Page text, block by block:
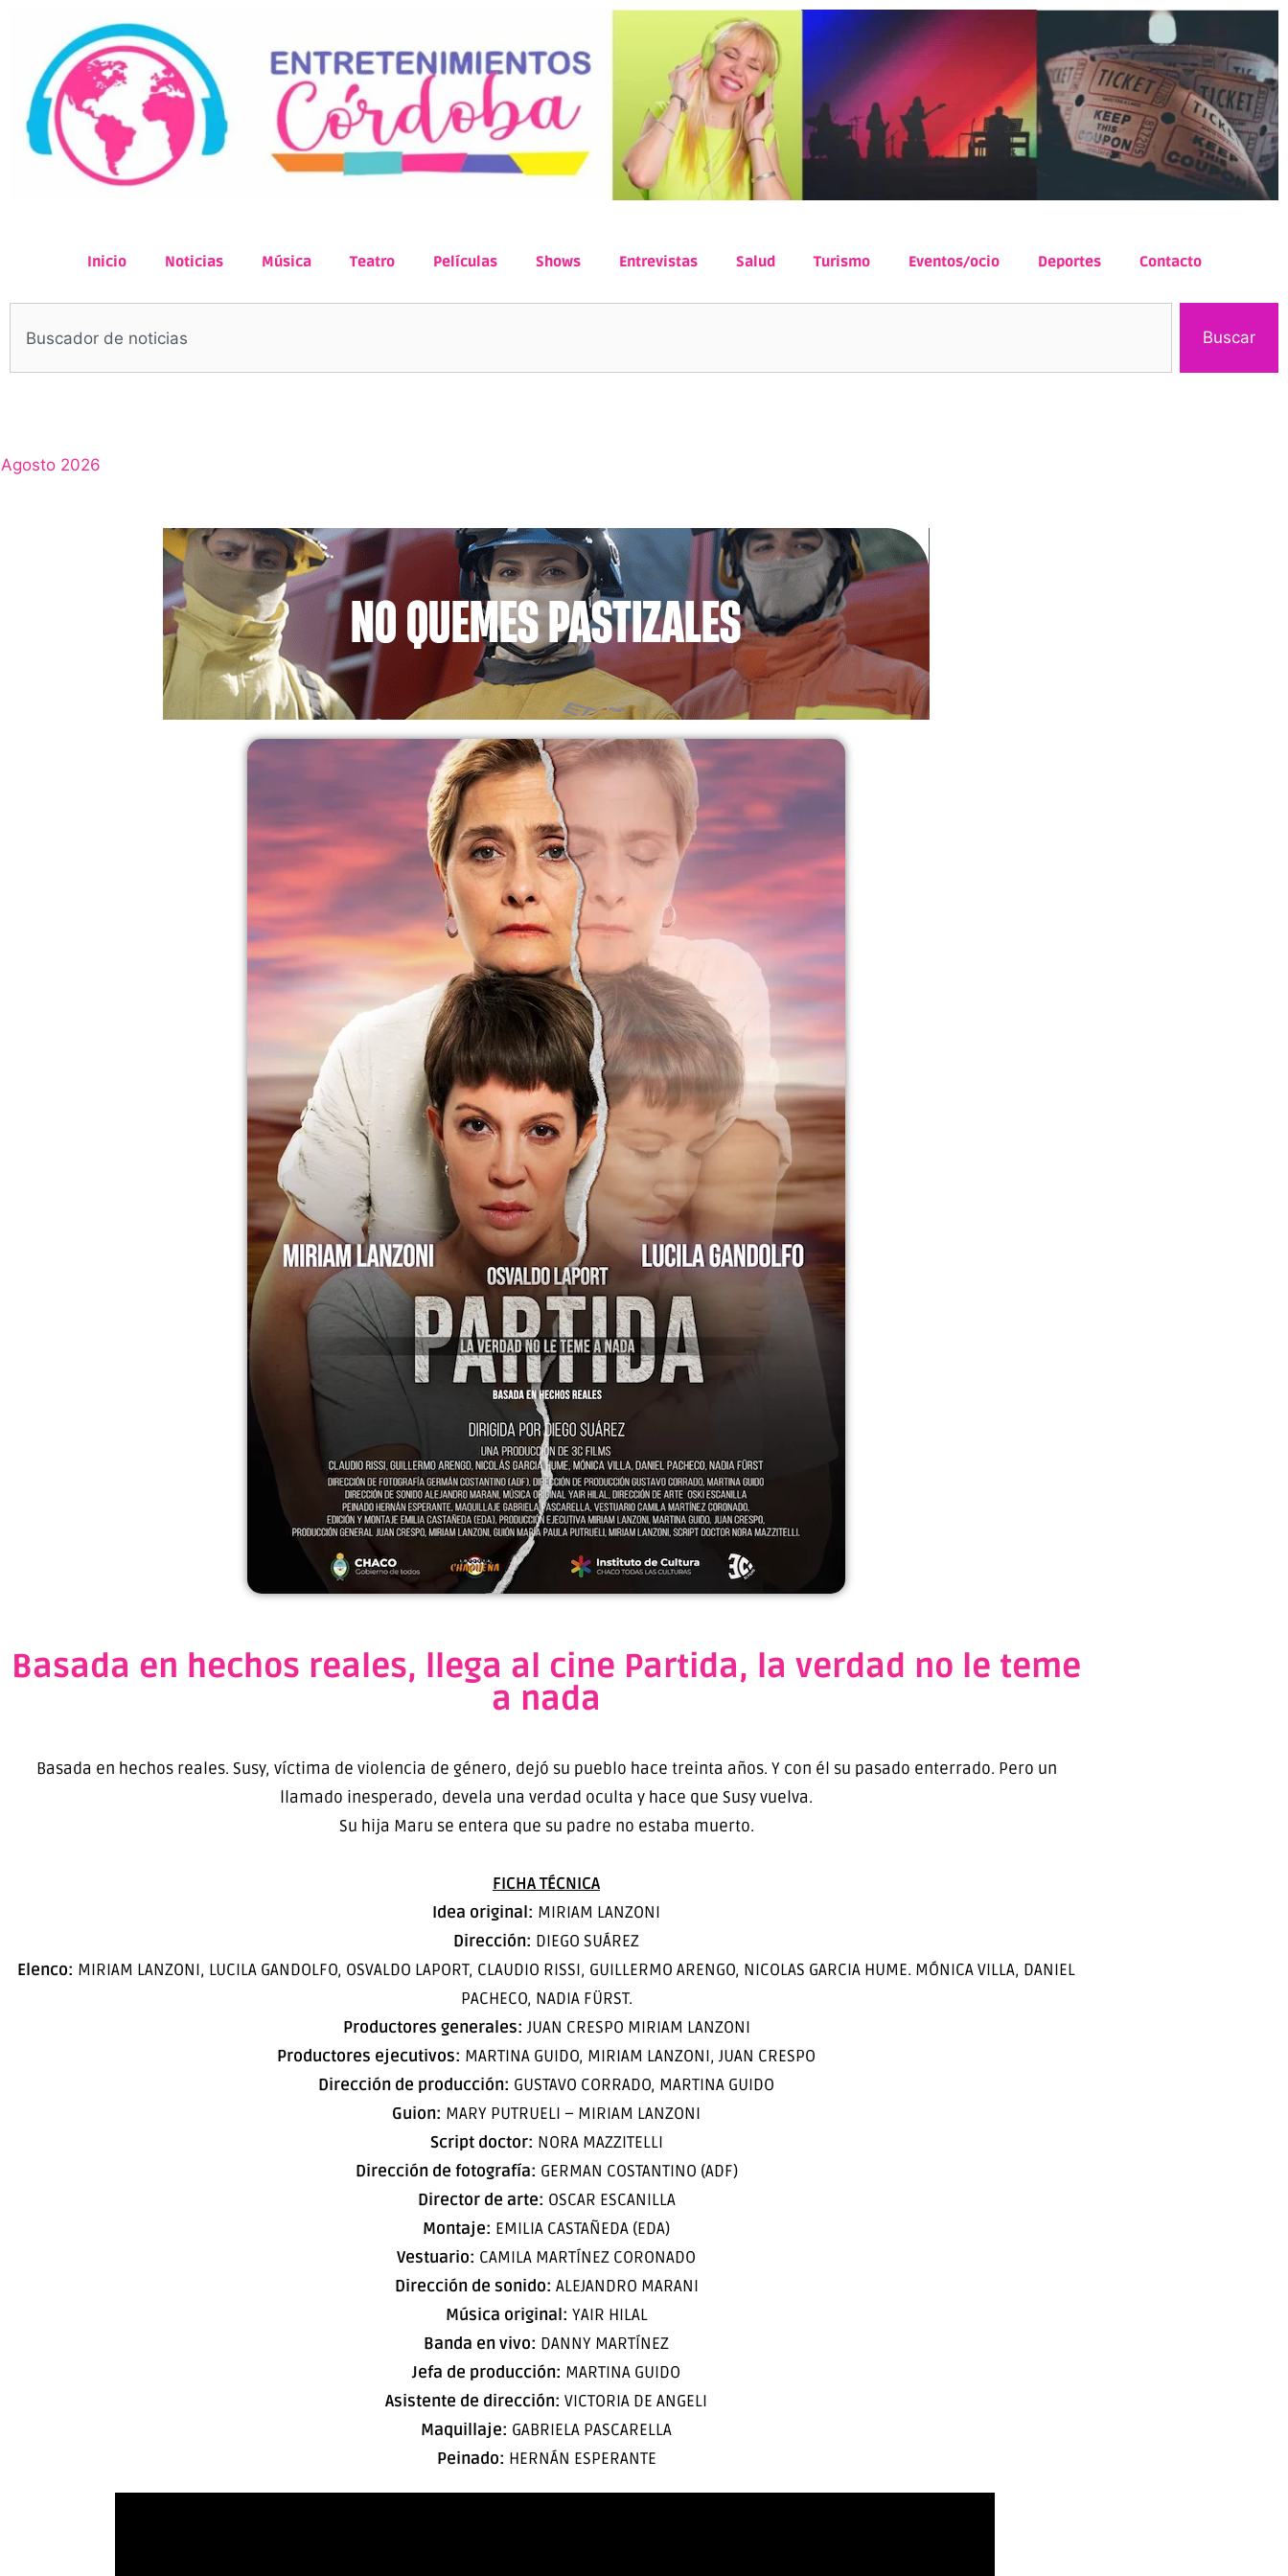
Inicio Noticias Música Teatro Películas Shows Entrevistas Salud Turismo Eventos/ocio Deportes Contacto
Buscar
Agosto 2026
Basada en hechos reales, llega al cine Partida, la verdad no le teme
a nada
Basada en hechos reales. Susy, víctima de violencia de género, dejó su pueblo hace treinta años. Y con él su pasado enterrado. Pero un
llamado inesperado, devela una verdad oculta y hace que Susy vuelva.
Su hija Maru se entera que su padre no estaba muerto.
FICHA TÉCNICA
Idea original: MIRIAM LANZONI
Dirección: DIEGO SUÁREZ
Elenco: MIRIAM LANZONI, LUCILA GANDOLFO, OSVALDO LAPORT, CLAUDIO RISSI, GUILLERMO ARENGO, NICOLAS GARCIA HUME. MÓNICA VILLA, DANIEL
PACHECO, NADIA FÜRST.
Productores generales: JUAN CRESPO MIRIAM LANZONI
Productores ejecutivos: MARTINA GUIDO, MIRIAM LANZONI, JUAN CRESPO
Dirección de producción: GUSTAVO CORRADO, MARTINA GUIDO
Guion: MARY PUTRUELI – MIRIAM LANZONI
Script doctor: NORA MAZZITELLI
Dirección de fotografía: GERMAN COSTANTINO (ADF)
Director de arte: OSCAR ESCANILLA
Montaje: EMILIA CASTAÑEDA (EDA)
Vestuario: CAMILA MARTÍNEZ CORONADO
Dirección de sonido: ALEJANDRO MARANI
Música original: YAIR HILAL
Banda en vivo: DANNY MARTÍNEZ
Jefa de producción: MARTINA GUIDO
Asistente de dirección: VICTORIA DE ANGELI
Maquillaje: GABRIELA PASCARELLA
Peinado: HERNÁN ESPERANTE